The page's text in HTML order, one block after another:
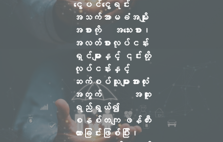
ငွေပင်ငွေရင်း
အသက်အာမခံအမျိုး
အစားကို အသေးစား၊
အလတ်စားလုပ်ငန်း
ရှင်များနှင့် ၎င်းတို့
လုပ်ငန်းနှင့်
ဆက်စပ်သူများအားလုံး
အတွက် အထူး
ရည်ရွယ်၍
စနစ်တကျ ဖန်တီး
ထားခြင်းဖြစ်ပြီး၊